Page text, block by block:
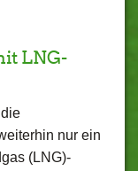
LNG-
nur ein
(LNG)-